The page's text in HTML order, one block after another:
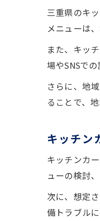
三重県のキ
メニューは
また、キッ
場やSNSで
さらに、地
ることで、
キッチン
キッチンカ
ューの検討
次に、想定
備トラブル